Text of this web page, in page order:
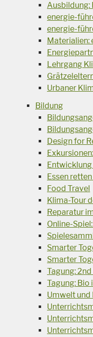
Ausbildung:
energie-
energie-
Materialien:
Lehrgang
Urbaner
Bildung
Design for
Essen
Food Travel
Klima-Tour
Reparatur
Online-
Smarter
Smarter
Tagung:
Tagung: Bio
Umwelt und